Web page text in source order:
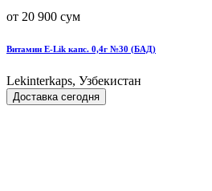
от 20 900 сум
Витамин Е-Lik капс. 0,4г №30 (БАД)
Lekinterkaps, Узбекистан
Доставка сегодня